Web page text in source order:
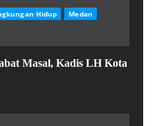
Hidup
Medan
Masal, Kadis LH Kota